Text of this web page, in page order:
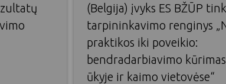
(Belgija) įvyks ES BŽŪP
tarpininkavimo renginys
praktikos iki poveikio:
bendradarbiavimo
ūkyje ir kaimo vietovėse“